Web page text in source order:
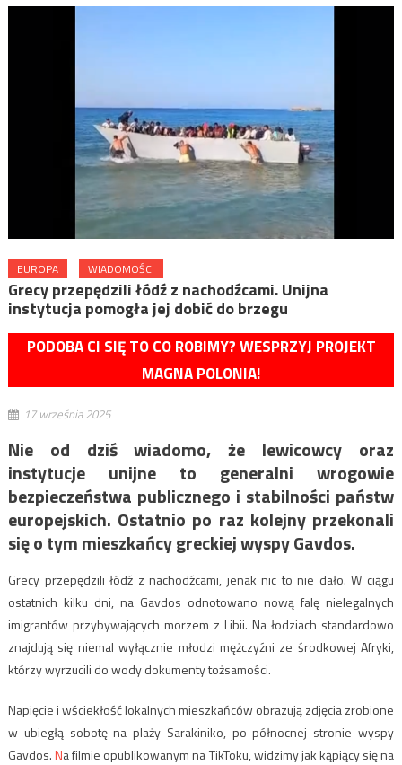
EUROPA WIADOMOŚCI
Grecy przepędzili łódź z nachodźcami. Unijna
instytucja pomogła jej dobić do brzegu
PODOBA CI SIĘ TO CO ROBIMY? WESPRZYJ PROJEKT
MAGNA POLONIA!
17 września 2025
Nie od dziś wiadomo, że lewicowcy oraz
instytucje unijne to generalni wrogowie
bezpieczeństwa publicznego i stabilności państw
europejskich. Ostatnio po raz kolejny przekonali
się o tym mieszkańcy greckiej wyspy Gavdos.
Grecy przepędzili łódź z nachodźcami, jenak nic to nie dało. W ciągu
ostatnich kilku dni, na Gavdos odnotowano nową falę nielegalnych
imigrantów przybywających morzem z Libii. Na łodziach standardowo
znajdują się niemal wyłącznie młodzi mężczyźni ze środkowej Afryki,
którzy wyrzucili do wody dokumenty tożsamości.
Napięcie i wściekłość lokalnych mieszkańców obrazują zdjęcia zrobione
w ubiegłą sobotę na plaży Sarakiniko, po północnej stronie wyspy
Gavdos.Na filmie opublikowanym na TikToku, widzimy jak kąpiący się na